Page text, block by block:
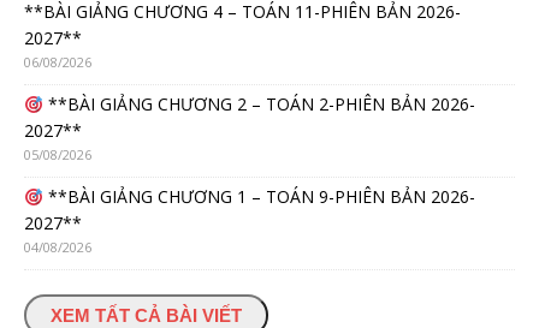
**BÀI GIẢNG CHƯƠNG 4 – TOÁN 11-PHIÊN BẢN 2026-
2027**
06/08/2026
**BÀI GIẢNG CHƯƠNG 2 – TOÁN 2-PHIÊN BẢN 2026-
2027**
05/08/2026
**BÀI GIẢNG CHƯƠNG 1 – TOÁN 9-PHIÊN BẢN 2026-
2027**
04/08/2026
XEM TẤT CẢ BÀI VIẾT